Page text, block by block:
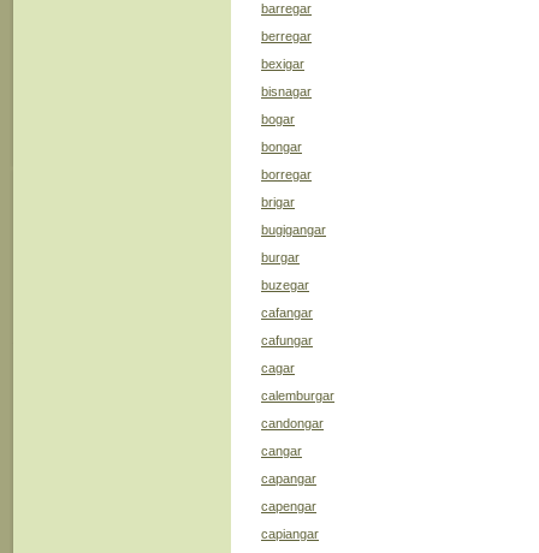
barregar
berregar
bexigar
bisnagar
bogar
bongar
borregar
brigar
bugigangar
burgar
buzegar
cafangar
cafungar
cagar
calemburgar
candongar
cangar
capangar
capengar
capiangar